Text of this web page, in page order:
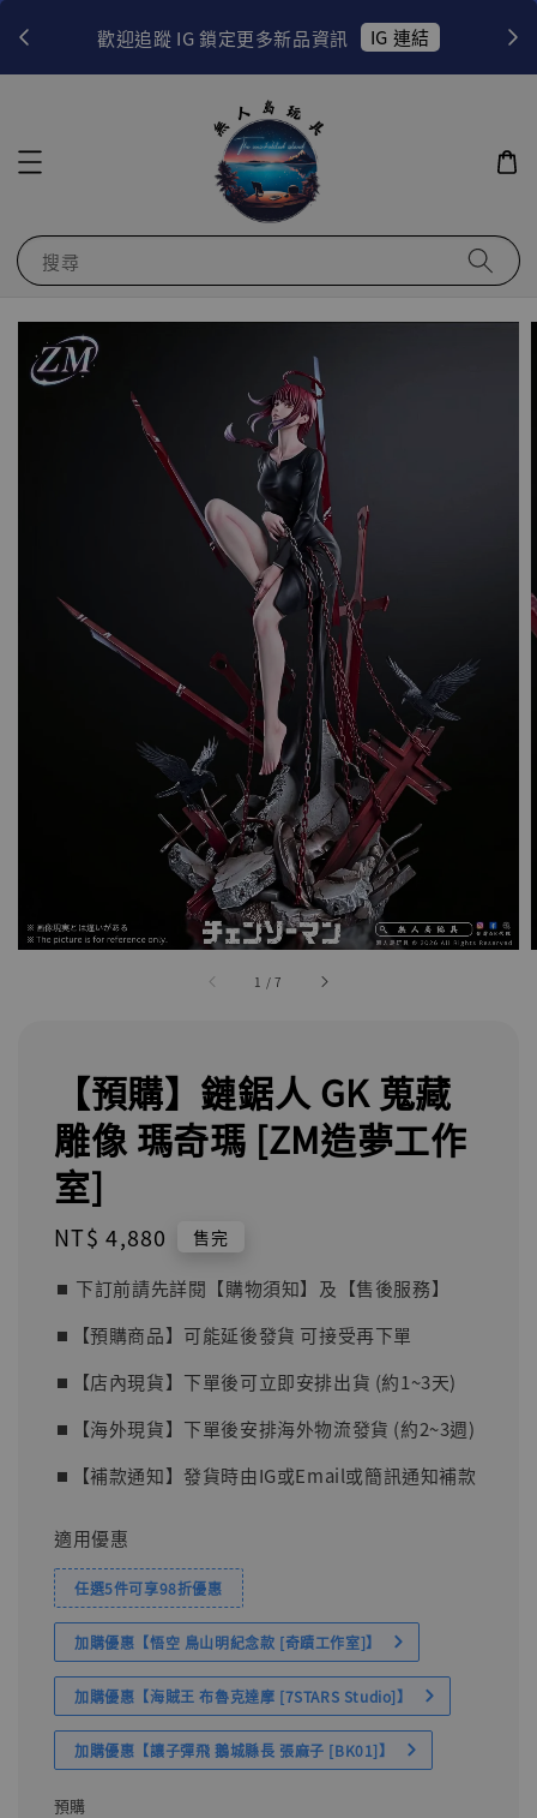
歡迎追蹤 IG 鎖定更多新品資訊 IG 連結
搜尋
1 /7
【預購】鏈鋸人 GK 蒐藏
雕像 瑪奇瑪 [ZM造夢工作
室]
Regular
NT$ 4,880 售完
⏹︎ 下訂前請先詳閱【購物須知】及【售後服務】
⏹︎【預購商品】可能延後發貨 可接受再下單
⏹︎【店內現貨】下單後可立即安排出貨 (約1~3天)
⏹︎【海外現貨】下單後安排海外物流發貨 (約2~3週)
⏹︎【補款通知】發貨時由IG或Email或簡訊通知補款
適用優惠
任選5件可享98折優惠
加購優惠【悟空 鳥山明紀念款 [奇蹟工作室]】
加購優惠【海賊王 布魯克達摩 [7STARS Studio]】
加購優惠【讓子彈飛 鵝城縣長 張麻子 [BK01]】
預購